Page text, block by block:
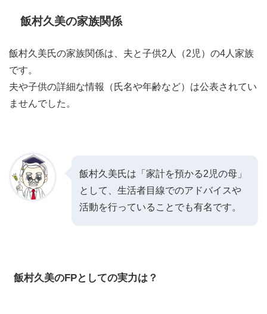
飯村久美の家族関係
飯村久美氏の家族関係は、夫と子供2人（2児）の4人家族
です。
夫や子供の詳細な情報（氏名や年齢など）は公表されてい
ませんでした。
飯村久美氏は「家計を預かる2児の母」
として、生活者目線でのアドバイスや
活動を行っていることでも有名です。
飯村久美のFPとしての実力は？